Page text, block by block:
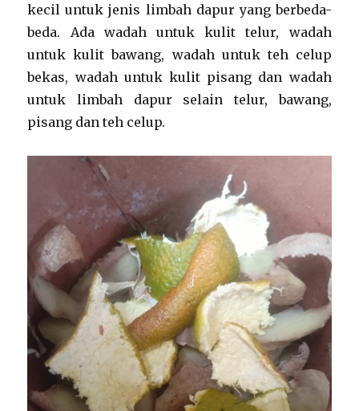
kecil untuk jenis limbah dapur yang berbeda-
beda. Ada wadah untuk kulit telur, wadah
untuk kulit bawang, wadah untuk teh celup
bekas, wadah untuk kulit pisang dan wadah
untuk limbah dapur selain telur, bawang,
pisang dan teh celup.